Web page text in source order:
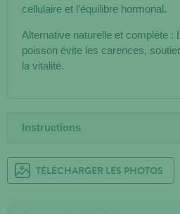
cellulaire et l’équilibre hormonal.
Alternative naturelle et complète :
poisson évite les carences,
la vitalité.
Instructions
TÉLÉCHARGER LES PHOTOS